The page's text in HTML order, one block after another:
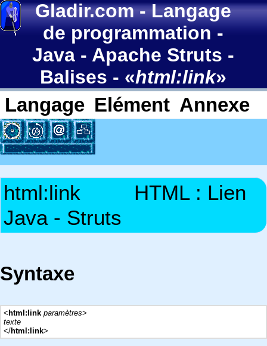
Gladir.com-Langage
de programmation-
Java - Apache Struts -
Balises - «html:link»
Langage Elément Annexe
html:link
HTML : Lien
Java - Struts
Syntaxe
< html:link paramètres>
texte
</html:link>